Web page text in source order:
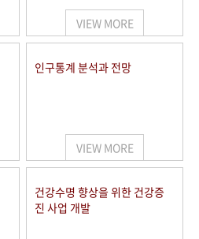
VIEW MORE
인구통계 분석과 전망
VIEW MORE
건강수명 향상을 위한 건강증
진 사업 개발